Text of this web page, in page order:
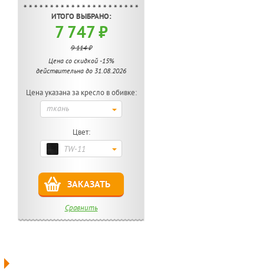
ИТОГО ВЫБРАНО:
7 747₽
9 114₽
Цена со скидкой -15%
действительна до 31.08.2026
Цена указана за кресло в обивке:
ткань
Цвет:
TW-11
ЗАКАЗАТЬ
Сравнить